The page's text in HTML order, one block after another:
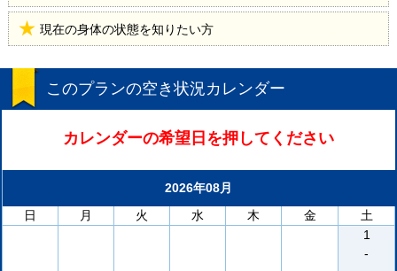
現在の身体の状態を知りたい方
このプランの空き状況カレンダー
カレンダーの希望日を押してください
2026年08月
日
月 火 水 木 金
土
1
-